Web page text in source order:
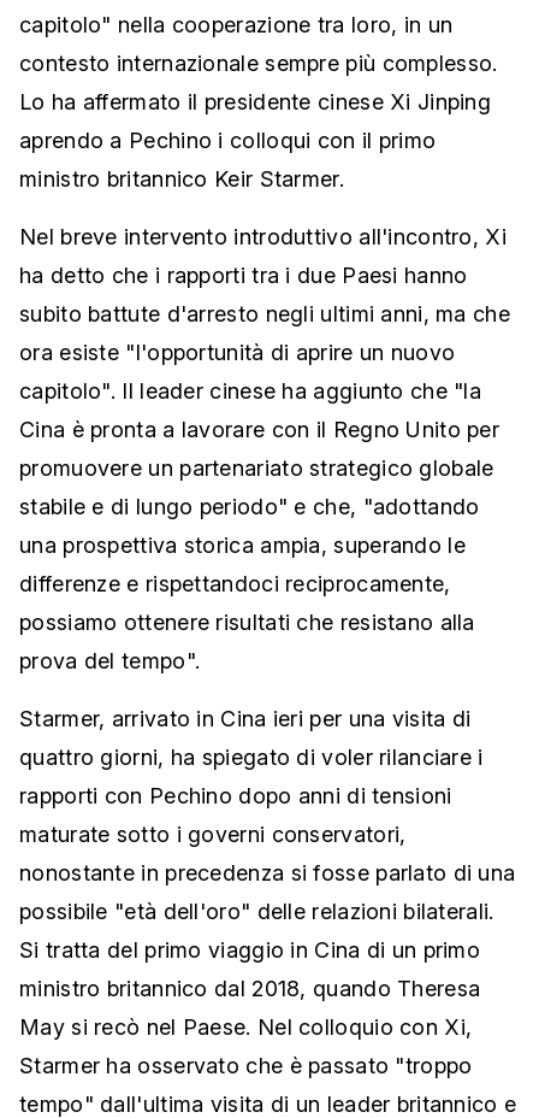
capitolo" nella cooperazione tra loro, in un
contesto internazionale sempre più complesso.
Lo ha affermato il presidente cinese Xi Jinping
aprendo a Pechino i colloqui con il primo
ministro britannico Keir Starmer.
Nel breve intervento introduttivo all'incontro, Xi
ha detto che i rapporti tra i due Paesi hanno
subito battute d'arresto negli ultimi anni, ma che
ora esiste "l'opportunità di aprire un nuovo
capitolo". Il leader cinese ha aggiunto che "la
Cina è pronta a lavorare con il Regno Unito per
promuovere un partenariato strategico globale
stabile e di lungo periodo" e che, "adottando
una prospettiva storica ampia, superando le
differenze e rispettandoci reciprocamente,
possiamo ottenere risultati che resistano alla
prova del tempo".
Starmer, arrivato in Cina ieri per una visita di
quattro giorni, ha spiegato di voler rilanciare i
rapporti con Pechino dopo anni di tensioni
maturate sotto i governi conservatori,
nonostante in precedenza si fosse parlato di una
possibile "età dell'oro" delle relazioni bilaterali.
Si tratta del primo viaggio in Cina di un primo
ministro britannico dal 2018, quando Theresa
May si recò nel Paese. Nel colloquio con Xi,
Starmer ha osservato che è passato "troppo
tempo" dall'ultima visita di un leader britannico e